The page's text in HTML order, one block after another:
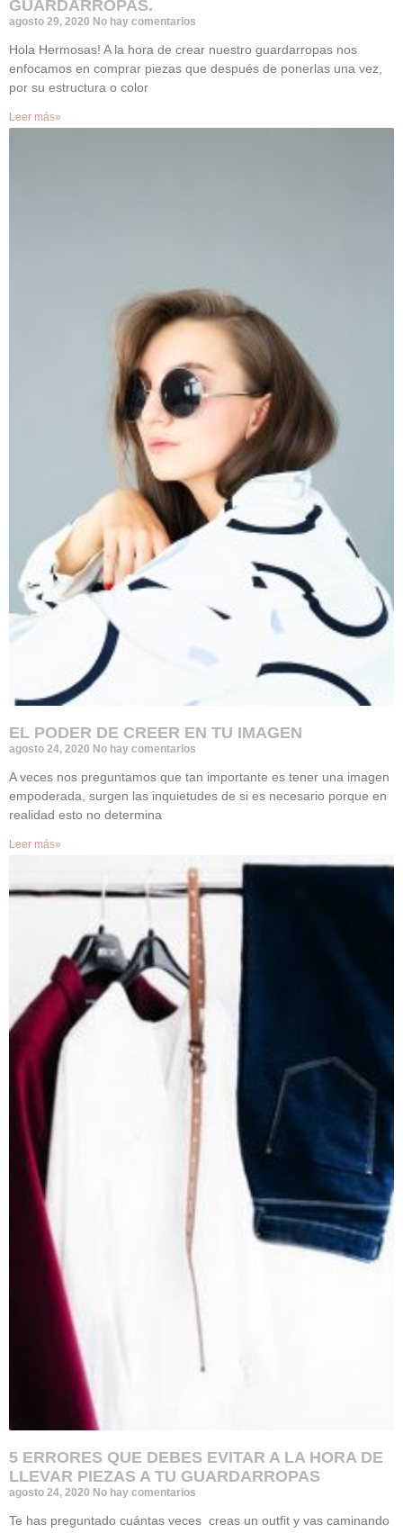
GUARDARROPAS.
agosto 29, 2020 No hay comentarios
Hola Hermosas! A la hora de crear nuestro guardarropas nos
enfocamos en comprar piezas que después de ponerlas una vez,
por su estructura o color
Leer más»
EL PODER DE CREER EN TU IMAGEN
agosto 24, 2020 No hay comentarios
A veces nos preguntamos que tan importante es tener una imagen
empoderada, surgen las inquietudes de si es necesario porque en
realidad esto no determina
Leer más»
5 ERRORES QUE DEBES EVITAR A LA HORA DE
LLEVAR PIEZAS A TU GUARDARROPAS
agosto 24, 2020 No hay comentarios
Te has preguntado cuántas veces creas un outfit y vas caminando